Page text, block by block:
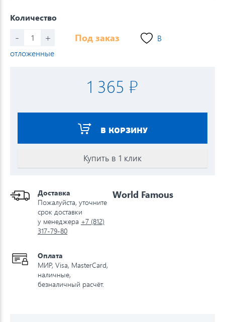
Количество
- + Под заказ
В
отложенные
1 365 ₽
В КОРЗИНУ
Купить в 1 клик
Доставка
Пожалуйста, уточните
срок доставки
у менеджера +7 (812)
317-79-80
Оплата
МИР, Visa, MasterCard,
наличные,
безналичный расчёт.
World Famous